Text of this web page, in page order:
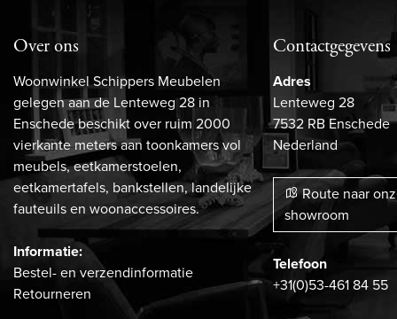
Over ons
Woonwinkel Schippers Meubelen
gelegen aan de Lenteweg 28 in
Enschede beschikt over ruim 2000
vierkante meters aan toonkamers vol
meubels, eetkamerstoelen,
eetkamertafels, bankstellen, landelijke
fauteuils en woonaccessoires.
Informatie:
Bestel- en verzendinformatie
Retourneren
Contactgegevens
Adres
Lenteweg 28
7532 RB Enschede
Nederland
Route naar
showroom
Telefoon
+31(0)53-461 84 55